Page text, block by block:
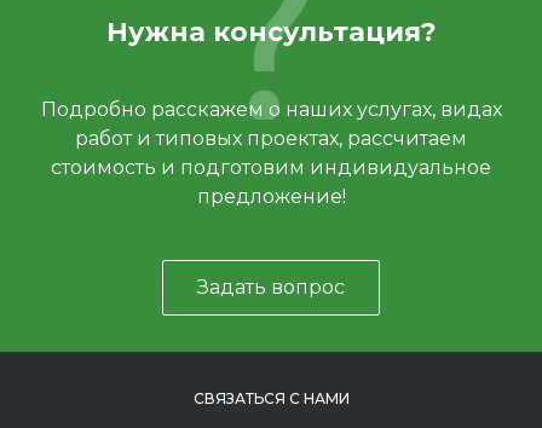
Нужна консультация?
Подробно расскажем о наших услугах, видах
работ и типовых проектах, рассчитаем
стоимость и подготовим индивидуальное
предложение!
Задать вопрос
СВЯЗАТЬСЯ С НАМИ